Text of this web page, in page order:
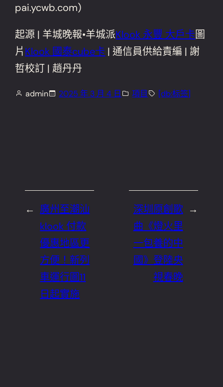
pai.ycwb.com)
起源 | 羊城晚報•羊城派Klook 永豐 大戶卡圖
片Klook 國泰cube卡 | 通信員供給責編 | 謝
哲校訂 | 趙丹丹
admin 2025 年 3 月 4 日 項目 [db:标签]
← 廣州至潮汕
klook 付款
優惠地區更
方便！新列
車運行圖11
日起實施
→
深圳原創歌
曲《燈火里
一包養的中
國》登陸央
視春晚